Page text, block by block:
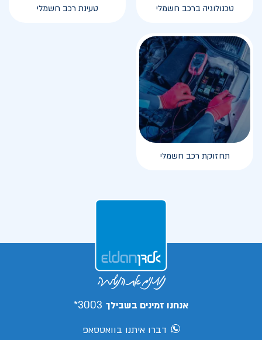
טכנולוגיה ברכב חשמלי טעינת רכב חשמלי
תחזוקת רכב חשמלי
אנחנו זמינים בשבילך 3003*
דברו איתנו בוואטסאפ